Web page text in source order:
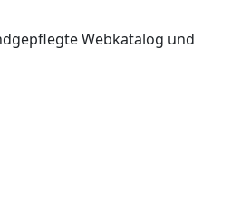
Webkatalog und